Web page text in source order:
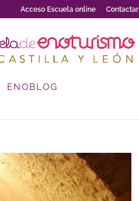
Acceso Escuela online Contactar
ENOBLOG